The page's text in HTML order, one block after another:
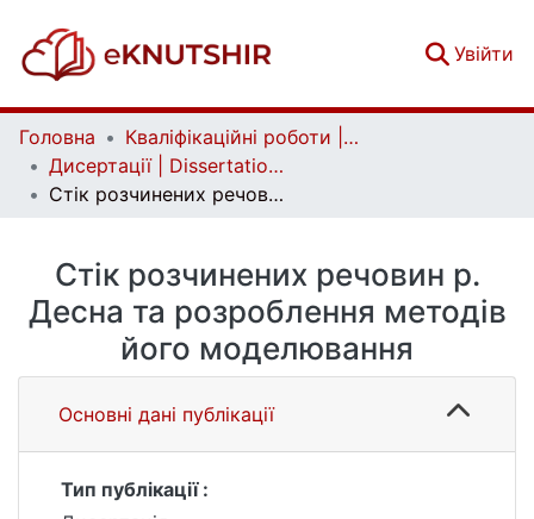
Увійти
Головна
Кваліфікаційні роботи | Qualifying works
Дисертації | Dissertations
Стік розчинених речовин р. Десна та розроблення методів його моделювання
Стік розчинених речовин р.
Десна та розроблення методів
його моделювання
Основні дані публікації
Тип публікації :